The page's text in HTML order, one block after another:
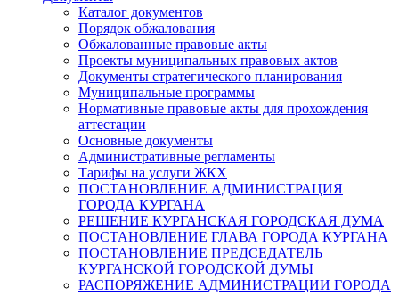
Каталог документов
Порядок обжалования
Обжалованные правовые акты
Проекты муниципальных правовых актов
Документы стратегического планирования
Муниципальные программы
Нормативные правовые акты для прохождения
аттестации
Основные документы
Административные регламенты
Тарифы на услуги ЖКХ
ПОСТАНОВЛЕНИЕ АДМИНИСТРАЦИЯ
ГОРОДА КУРГАНА
РЕШЕНИЕ КУРГАНСКАЯ ГОРОДСКАЯ ДУМА
ПОСТАНОВЛЕНИЕ ГЛАВА ГОРОДА КУРГАНА
ПОСТАНОВЛЕНИЕ ПРЕДСЕДАТЕЛЬ
КУРГАНСКОЙ ГОРОДСКОЙ ДУМЫ
РАСПОРЯЖЕНИЕ АДМИНИСТРАЦИИ ГОРОДА